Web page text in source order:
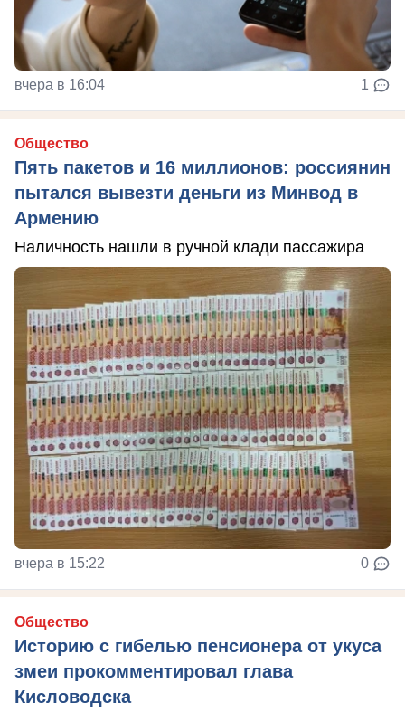
вчера в 16:04 1
Общество
Пять пакетов и 16 миллионов: россиянин
пытался вывезти деньги из Минвод в
Армению
Наличность нашли в ручной клади пассажира
вчера в 15:22 0
Общество
Историю с гибелью пенсионера от укуса
змеи прокомментировал глава
Кисловодска